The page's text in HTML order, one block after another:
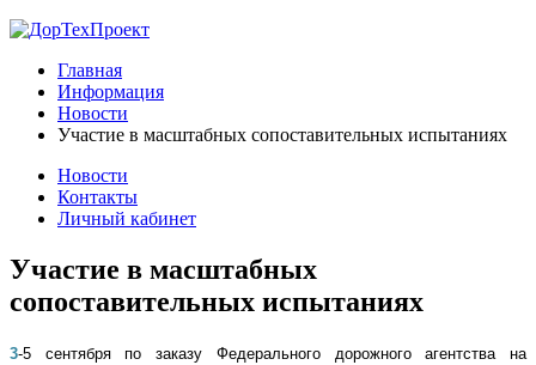
Главная
Информация
Новости
Участие в масштабных сопоставительных испытаниях
Новости
Контакты
Личный кабинет
Участие в масштабных
сопоставительных испытаниях
3-5 сентября по заказу Федерального дорожного агентства на